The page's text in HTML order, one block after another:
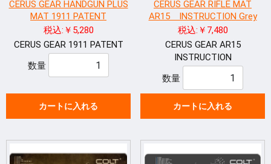
CERUS GEAR HANDGUN PLUS
MAT 1911 PATENT
税込:￥5,280
CERUS GEAR 1911 PATENT
数量
カートに入れる
CERUS GEAR RIFLE MAT
AR15 INSTRUCTION Grey
税込:￥7,480
CERUS GEAR AR15
INSTRUCTION
数量
カートに入れる